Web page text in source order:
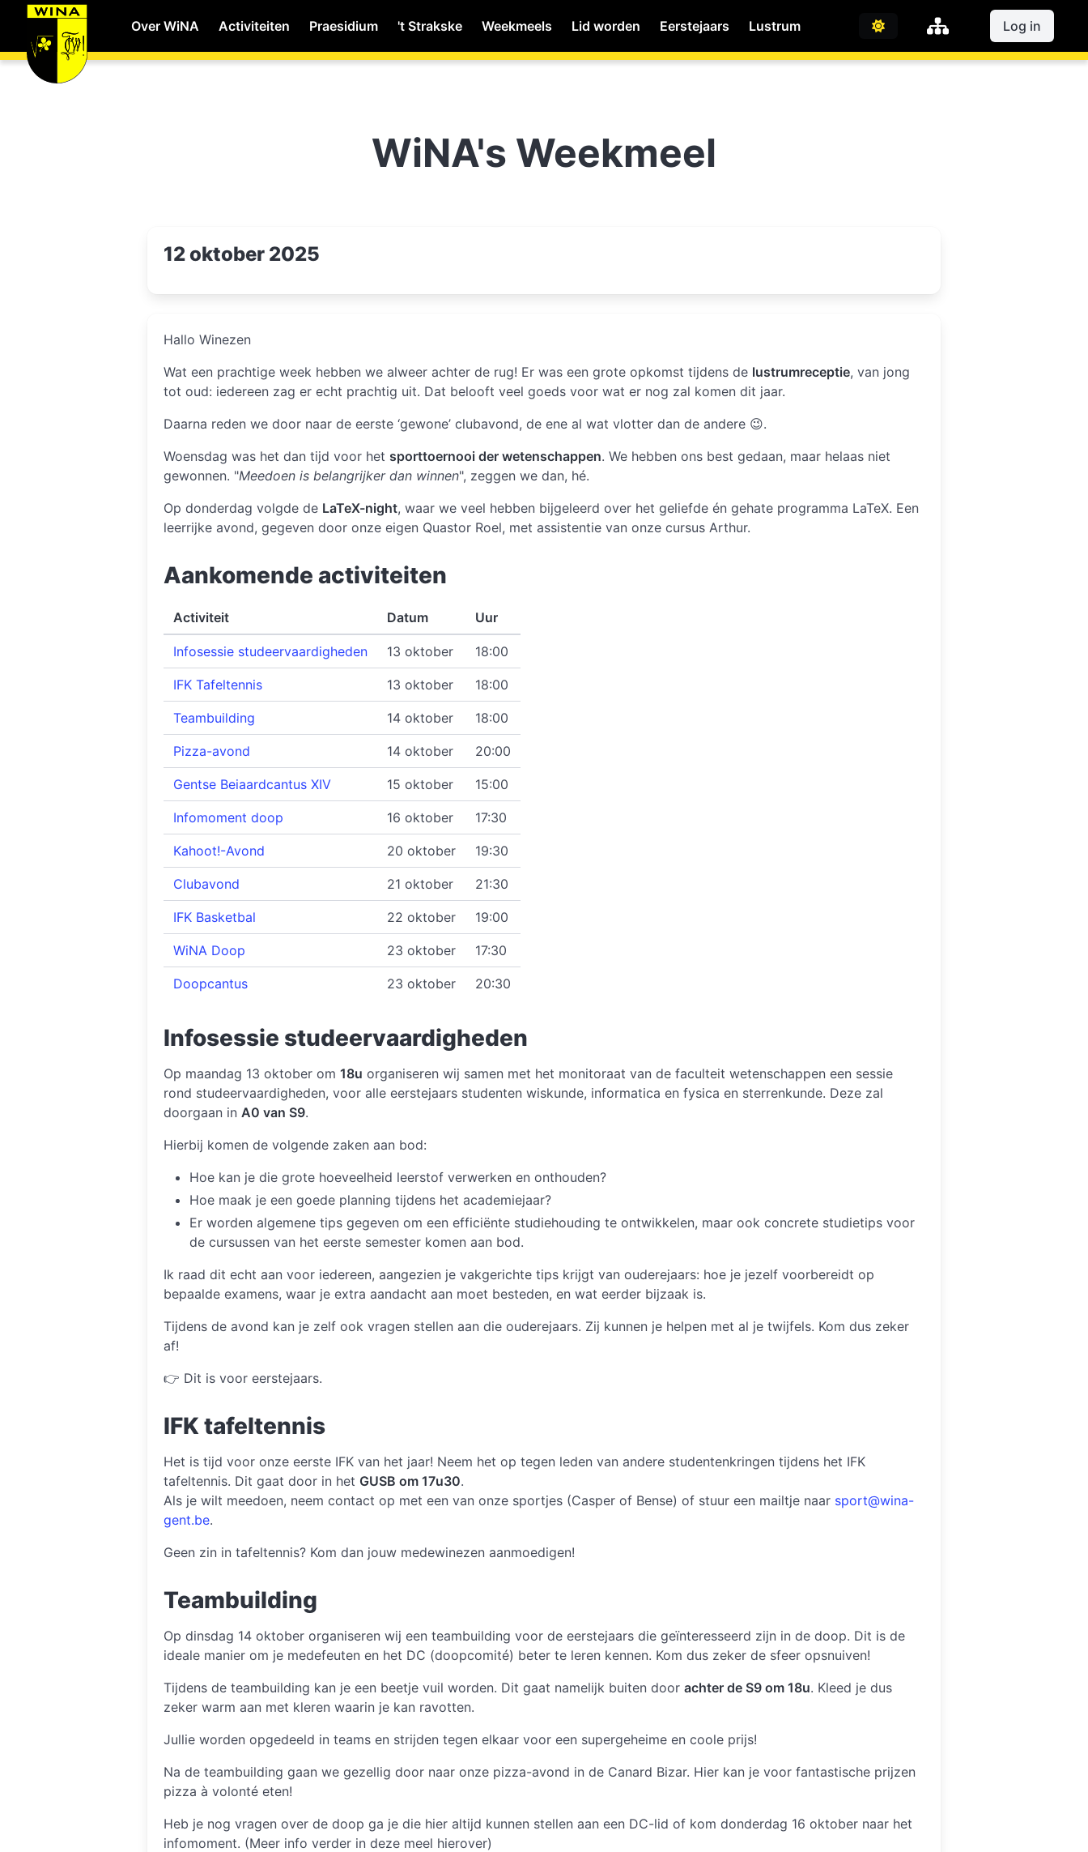
Over WiNA Activiteiten Praesidium 't Strakske Weekmeels Lid worden Eerstejaars Lustrum Log in
WiNA's Weekmeel
12 oktober 2025
Hallo Winezen
Wat een prachtige week hebben we alweer achter de rug! Er was een grote opkomst tijdens de lustrumreceptie, van jong
tot oud: iedereen zag er echt prachtig uit. Dat belooft veel goeds voor wat er nog zal komen dit jaar.
Daarna reden we door naar de eerste ‘gewone’ clubavond, de ene al wat vlotter dan de andere 😉.
Woensdag was het dan tijd voor het sporttoernooi der wetenschappen. We hebben ons best gedaan, maar helaas niet
gewonnen. "Meedoen is belangrijker dan winnen", zeggen we dan, hé.
Op donderdag volgde de LaTeX-night, waar we veel hebben bijgeleerd over het geliefde én gehate programma LaTeX. Een
leerrijke avond, gegeven door onze eigen Quastor Roel, met assistentie van onze cursus Arthur.
Aankomende activiteiten
Activiteit Datum Uur
Infosessie studeervaardigheden 13 oktober 18:00
IFK Tafeltennis 13 oktober 18:00
Teambuilding 14 oktober 18:00
Pizza-avond 14 oktober 20:00
Gentse Beiaardcantus XIV 15 oktober 15:00
Infomoment doop 16 oktober 17:30
Kahoot!-Avond 20 oktober 19:30
Clubavond 21 oktober 21:30
IFK Basketbal 22 oktober 19:00
WiNA Doop 23 oktober 17:30
Doopcantus 23 oktober 20:30
Infosessie studeervaardigheden
Op maandag 13 oktober om18u organiseren wij samen met het monitoraat van de faculteit wetenschappen een sessie
rond studeervaardigheden, voor alle eerstejaars studenten wiskunde, informatica en fysica en sterrenkunde. Deze zal
doorgaan in A0 van S9.
Hierbij komen de volgende zaken aan bod:
Hoe kan je die grote hoeveelheid leerstof verwerken en onthouden?
Hoe maak je een goede planning tijdens het academiejaar?
Er worden algemene tips gegeven om een efficiënte studiehouding te ontwikkelen, maar ook concrete studietips voor
de cursussen van het eerste semester komen aan bod.
Ik raad dit echt aan voor iedereen, aangezien je vakgerichte tips krijgt van ouderejaars: hoe je jezelf voorbereidt op
bepaalde examens, waar je extra aandacht aan moet besteden, en wat eerder bijzaak is.
Tijdens de avond kan je zelf ook vragen stellen aan die ouderejaars. Zij kunnen je helpen met al je twijfels. Kom dus zeker
af!
👉 Dit is voor eerstejaars.
IFK tafeltennis
Het is tijd voor onze eerste IFK van het jaar! Neem het op tegen leden van andere studentenkringen tijdens het IFK
tafeltennis. Dit gaat door in het GUSB om 17u30.
Als je wilt meedoen, neem contact op met een van onze sportjes (Casper of Bense) of stuur een mailtje naar sport@wina-
gent.be.
Geen zin in tafeltennis? Kom dan jouw medewinezen aanmoedigen!
Teambuilding
Op dinsdag 14 oktober organiseren wij een teambuilding voor de eerstejaars die geïnteresseerd zijn in de doop. Dit is de
ideale manier om je medefeuten en het DC (doopcomité) beter te leren kennen. Kom dus zeker de sfeer opsnuiven!
Tijdens de teambuilding kan je een beetje vuil worden. Dit gaat namelijk buiten doorachter de S9 om 18u. Kleed je dus
zeker warm aan met kleren waarin je kan ravotten.
Jullie worden opgedeeld in teams en strijden tegen elkaar voor een supergeheime en coole prijs!
Na de teambuilding gaan we gezellig door naar onze pizza-avond in de Canard Bizar. Hier kan je voor fantastische prijzen
pizza à volonté eten!
Heb je nog vragen over de doop ga je die hier altijd kunnen stellen aan een DC-lid of kom donderdag 16 oktober naar het
infomoment. (Meer info verder in deze meel hierover)